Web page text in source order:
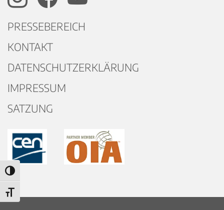
Umschalten auf hohe Kontraste
Schrift vergrößern
PRESSEBEREICH
KONTAKT
DATENSCHUTZERKLÄRUNG
IMPRESSUM
SATZUNG